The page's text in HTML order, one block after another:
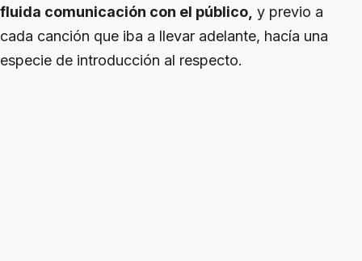
fluida comunicación con el público, y previo a
cada canción que iba a llevar adelante, hacía una
especie de introducción al respecto.